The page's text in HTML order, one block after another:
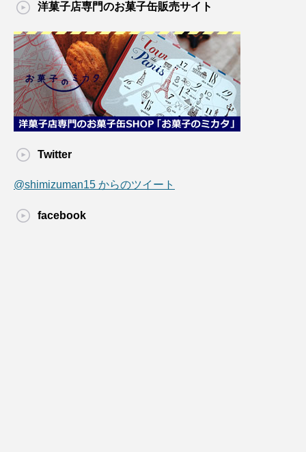
洋菓子店専門のお菓子缶販売サイト
Twitter
@shimizuman15 からのツイート
facebook